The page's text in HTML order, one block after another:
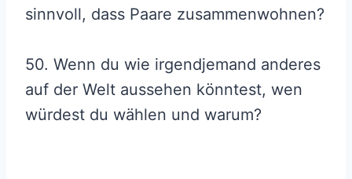
sinnvoll, dass Paare zusammenwohnen?
50. Wenn du wie irgendjemand anderes
auf der Welt aussehen könntest, wen
würdest du wählen und warum?